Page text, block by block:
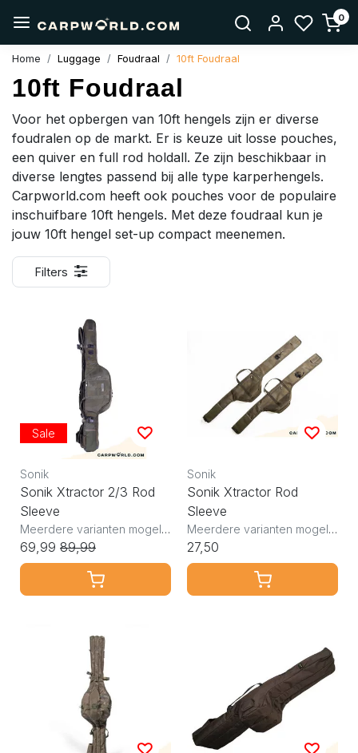
0
Home Luggage Foudraal 10ft Foudraal
10ft Foudraal
Voor het opbergen van 10ft hengels zijn er diverse
foudralen op de markt. Er is keuze uit losse pouches,
een quiver en full rod holdall. Ze zijn beschikbaar in
diverse lengtes passend bij alle type karperhengels.
Carpworld.com heeft ook pouches voor de populaire
inschuifbare 10ft hengels. Met deze foudraal kun je
jouw 10ft hengel set-up compact meenemen.
Filters
Sale
Sonik
Sonik Xtractor 2/3 Rod
Sleeve
Meerdere varianten mogelijk
69,99 89,99
Sonik
Sonik Xtractor Rod
Sleeve
Meerdere varianten mogelijk
27,50